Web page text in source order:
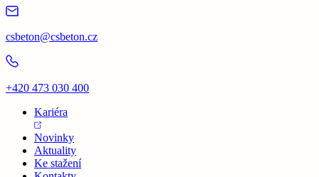
csbeton@csbeton.cz
+420 473 030 400
Kariéra
Novinky
Aktuality
Ke stažení